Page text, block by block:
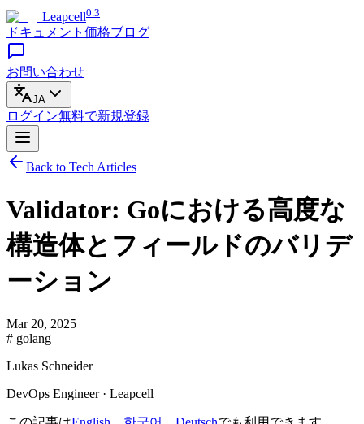
Leapcell0.3
ドキュメント 価格ブログ
お問い合わせ
JA
ログイン無料で新規登録
Back to Tech Articles
Validator: Goにおける高度な
構造体とフィールドのバリデ
ーション
Mar 20, 2025
# golang
Lukas Schneider
DevOps Engineer · Leapcell